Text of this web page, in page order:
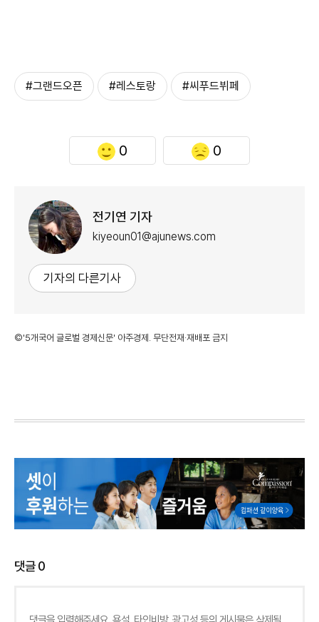
#그랜드오픈 #레스토랑 #씨푸드뷔페
0 0
전기연 기자
kiyeoun01@ajunews.com
기자의 다른기사
©'5개국어 글로벌 경제신문' 아주경제. 무단전재·재배포 금지
댓글0